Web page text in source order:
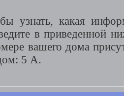
узнать, какая
в приведенной
вашего дома
5 А.